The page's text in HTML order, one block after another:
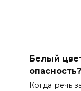
Белый
опасность?
Когда речь